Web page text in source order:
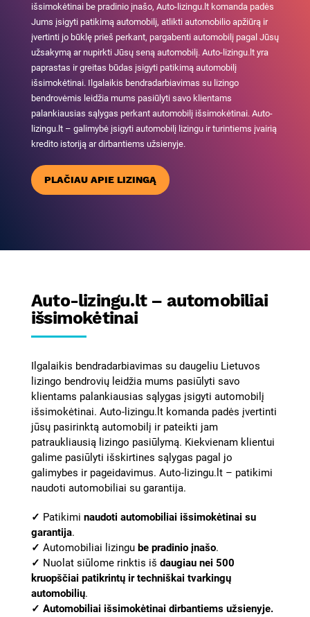
išsimokėtinai be pradinio įnašo, Auto-lizingu.lt komanda padės
Jums įsigyti patikimą automobilį, atlikti automobilio apžiūrą ir
įvertinti jo būklę prieš perkant, pargabenti automobilį pagal Jūsų
užsakymą ar nupirkti Jūsų seną automobilį. Auto-lizingu.lt yra
paprastas ir greitas būdas įsigyti patikimą automobilį
išsimokėtinai. Ilgalaikis bendradarbiavimas su lizingo
bendrovėmis leidžia mums pasiūlyti savo klientams
palankiausias sąlygas perkant automobilį išsimokėtinai. Auto-
lizingu.lt – galimybė įsigyti automobilį lizingu ir turintiems įvairią
kredito istoriją ar dirbantiems užsienyje.
PLAČIAU APIE LIZINGĄ
Auto-lizingu.lt – automobiliai
išsimokėtinai
Ilgalaikis bendradarbiavimas su daugeliu Lietuvos
lizingo bendrovių leidžia mums pasiūlyti savo
klientams palankiausias sąlygas įsigyti automobilį
išsimokėtinai. Auto-lizingu.lt komanda padės įvertinti
jūsų pasirinktą automobilį ir pateikti jam
patraukliausią lizingo pasiūlymą. Kiekvienam klientui
galime pasiūlyti išskirtines sąlygas pagal jo
galimybes ir pageidavimus. Auto-lizingu.lt – patikimi
naudoti automobiliai su garantija.
✓ Patikimi naudoti automobiliai išsimokėtinai su
garantija.
✓ Automobiliai lizingu be pradinio įnašo.
✓ Nuolat siūlome rinktis iš daugiau nei 500
kruopščiai patikrintų ir techniškai tvarkingų
automobilių.
✓ Automobiliai išsimokėtinai dirbantiems užsienyje.